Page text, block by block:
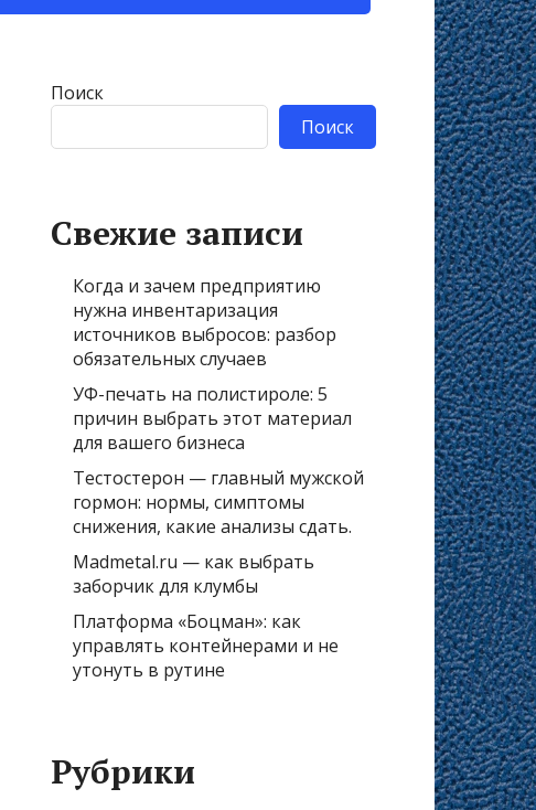
Поиск
Поиск
Свежие записи
Когда и зачем предприятию
нужна инвентаризация
источников выбросов: разбор
обязательных случаев
УФ-печать на полистироле: 5
причин выбрать этот материал
для вашего бизнеса
Тестостерон — главный мужской
гормон: нормы, симптомы
снижения, какие анализы сдать.
Madmetal.ru — как выбрать
заборчик для клумбы
Платформа «Боцман»: как
управлять контейнерами и не
утонуть в рутине
Рубрики